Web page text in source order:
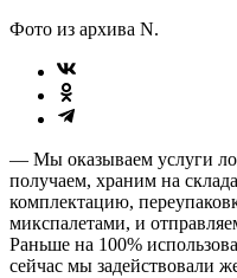
Фото из архива N.
— Мы оказываем услуги
получаем, храним на
комплектацию,
микспалетами, и
Раньше на 100%
сейчас мы задействовали